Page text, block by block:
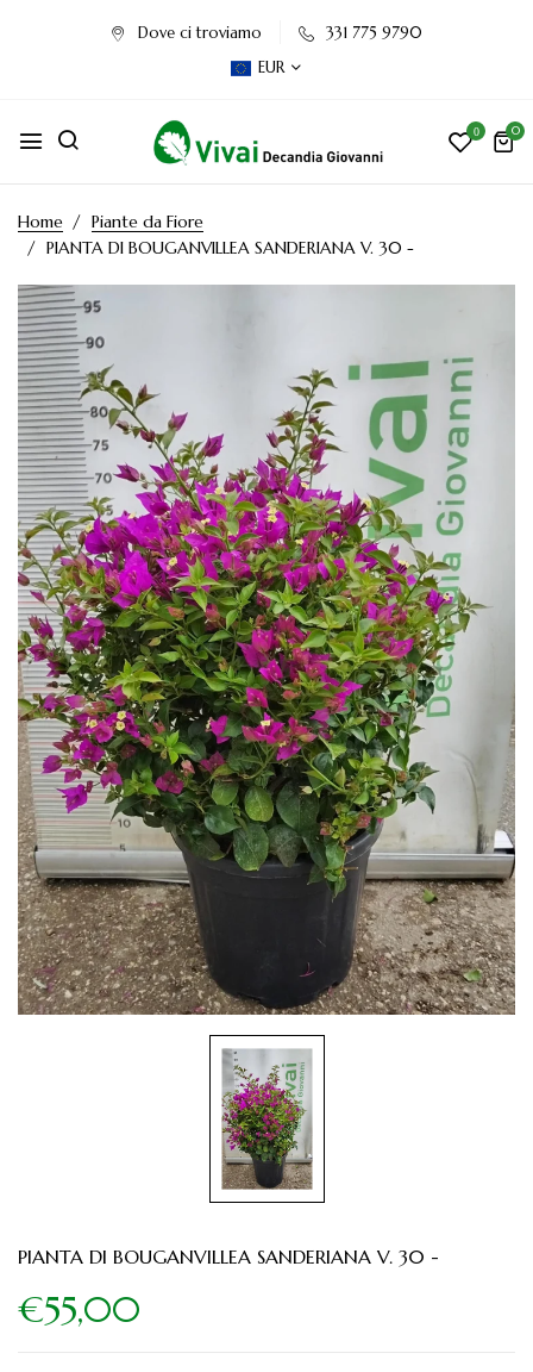
Dove ci troviamo
331 775 9790
EUR
0 0
Home
Piante da Fiore
PIANTA DI BOUGANVILLEA SANDERIANA V. 30 -
PIANTA DI BOUGANVILLEA SANDERIANA V. 30 -
€55,00